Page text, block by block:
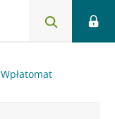
Wpłatomat